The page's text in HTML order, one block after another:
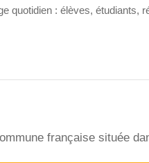
quotidien : élèves, étudiants,
française située